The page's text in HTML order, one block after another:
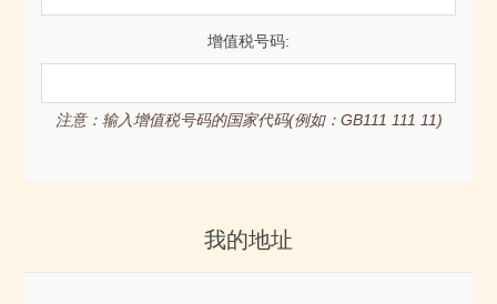
增值税号码:
注意：输入增值税号码的国家代码(例如：GB111 111 11)
我的地址